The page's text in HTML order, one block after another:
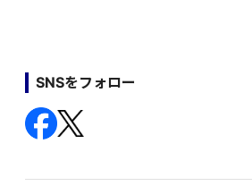
SNSをフォロー